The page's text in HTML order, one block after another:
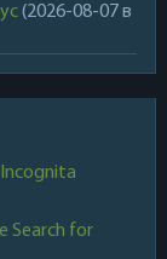
(2026-08-07 в
Incognita
Search for